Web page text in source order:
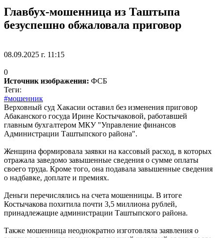
Главбух-мошенница из Таштыпа
безуспешно обжаловала приговор
08.09.2025 г. 11:15
0
Источник изображения: ФСБ
Теги:
#мошенник
Верховный суд Хакасии оставил без изменения приговор
Абаканского госуда Ирине Костычаковой, работавшей
главным бухгалтером МКУ "Управление финансов
Администрации Таштыпского района".
Женщина формировала заявки на кассовый расход, в которых
отражала заведомо завышенные сведения о сумме оплаты
своего труда. Кроме того, она подавала завышенные сведения
о надбавке, доплате и премиях.
Деньги перечислялись на счета мошенницы. В итоге
Костычакова похитила почти 3,5 миллиона рублей,
принадлежащие администрации Таштыпского района.
Также мошенница неоднократно изготовляла заявления о